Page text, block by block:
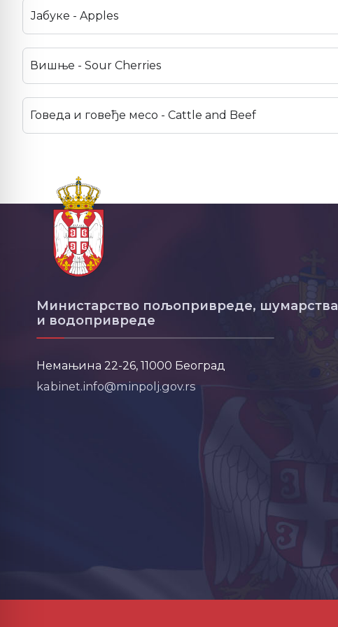
Јабуке - Apples
Вишње - Sour Cherries
Говеда и говеђе месо - Cattle and Beef
Министарство пољопривреде, шумарства
и водопривреде
Немањина 22-26, 11000 Београд
kabinet.info@minpolj.gov.rs